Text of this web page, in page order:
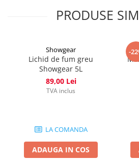
PRODUSE
Showgear
Lichid de fum greu
Showgear 5L
89,00 Lei
TVA inclus
LA COMANDA
ADAUGA IN COS
-